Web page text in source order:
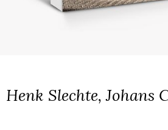
Henk Slechte, Johans